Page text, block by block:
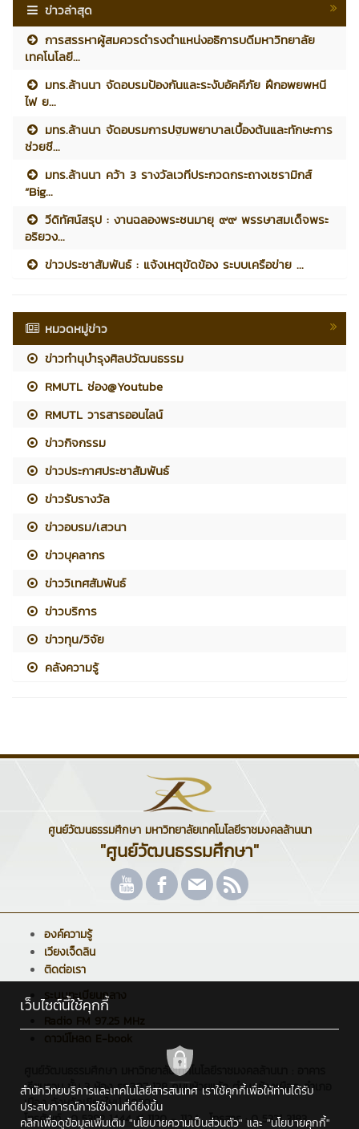
ข่าวล่าสุด
การสรรหาผู้สมควรดำรงตำแหน่งอธิการบดีมหาวิทยาลัย
เทคโนโลยี...
มทร.ล้านนา จัดอบรมป้องกันและระงับอัคคีภัย ฝึกอพยพหนี
ไฟ ย...
มทร.ล้านนา จัดอบรมการปฐมพยาบาลเบื้องต้นและทักษะการ
ช่วยชี...
มทร.ล้านนา คว้า 3 รางวัลเวทีประกวดกระถางเซรามิกส์
“Big...
วีดิทัศน์สรุป : งานฉลองพระชนมายุ ๙๙ พรรษาสมเด็จพระ
อริยวง...
ข่าวประชาสัมพันธ์ : แจ้งเหตุขัดข้อง ระบบเครือข่าย ...
หมวดหมู่ข่าว
ข่าวทำนุบำรุงศิลปวัฒนธรรม
RMUTL ช่อง@Youtube
RMUTL วารสารออนไลน์
ข่าวกิจกรรม
ข่าวประกาศประชาสัมพันธ์
ข่าวรับรางวัล
ข่าวอบรม/เสวนา
ข่าวบุคลากร
ข่าววิเทศสัมพันธ์
ข่าวบริการ
ข่าวทุน/วิจัย
คลังความรู้
ศูนย์วัฒนธรรมศึกษา มหาวิทยาลัยเทคโนโลยีราชมงคลล้านนา
"ศูนย์วัฒนธรรมศึกษา"
องค์ความรู้
เวียงเจ็ดลิน
ติดต่อเรา
ระบบทะเบียนกลาง
Radio FM 97.25 MHz
ดาวน์โหลด E-book
ศูนย์วัฒนธรรมศึกษา มหาวิทยาลัยเทคโนโลยีราชมงคลล้านนา : อาคาร
เรียนรวม ชั้น 3 ห้อง รร.307 128 ถนนห้วยแก้ว ตำบลช้างเผือก อำเภอ
เมือง จังหวัดเชียงใหม่ 50300
โทรศัพท์ : 0 5392 1444 # 1120 - 1124 , โทรสาร : 0 5321 3183
เว็บไซต์นี้ใช้คุกกี้
สำนักวิทยบริการและเทคโนโลยีสารสนเทศ เราใช้คุกกี้เพื่อให้ท่านได้รับ
ประสบการณ์การใช้งานที่ดียิ่งขึ้น
คลิกเพื่อดูข้อมูลเพิ่มเติม "นโยบายความเป็นส่วนตัว" และ "นโยบายคุกกี้"